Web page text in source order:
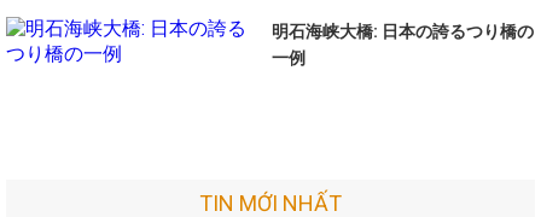
明石海峡大橋: 日本の誇るつり橋の
一例
TIN MỚI NHẤT